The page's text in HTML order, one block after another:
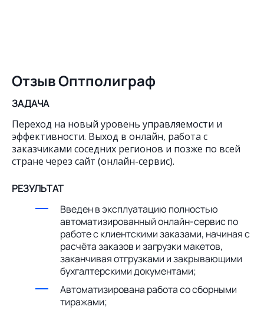
Отзыв Оптполиграф
ЗАДАЧА
Переход на новый уровень управляемости и
эффективности. Выход в онлайн, работа с
заказчиками соседних регионов и позже по всей
стране через сайт (онлайн-сервис).
РЕЗУЛЬТАТ
Введен в эксплуатацию полностью
автоматизированный онлайн-сервис по
работе с клиентскими заказами, начиная с
расчёта заказов и загрузки макетов,
заканчивая отгрузками и закрывающими
бухгалтерскими документами;
Автоматизирована работа со сборными
тиражами;